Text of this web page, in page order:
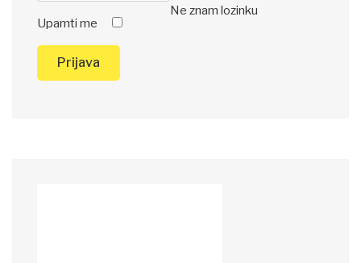
Upamti me
Prijava
Ne znam lozinku